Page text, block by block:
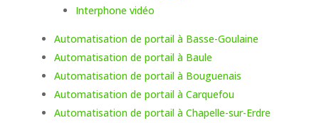
Interphone vidéo
Automatisation de portail à Basse-Goulaine
Automatisation de portail à Baule
Automatisation de portail à Bouguenais
Automatisation de portail à Carquefou
Automatisation de portail à Chapelle-sur-Erdre